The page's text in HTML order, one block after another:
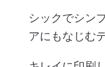
シックでシン
アにもなじむ